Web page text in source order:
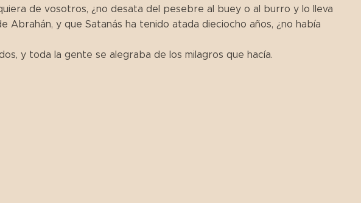
de vosotros, ¿no desata del pesebre al buey o al burro y lo lleva
Abrahán, y que Satanás ha tenido atada dieciocho años, ¿no había
y toda la gente se alegraba de los milagros que hacía.